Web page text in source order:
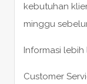
kebutuhan
minggu
Informasi lebih
Customer